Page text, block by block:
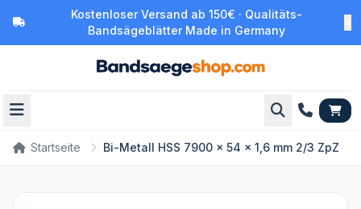
Kostenloser Versand ab 150€ · Qualitäts-
Bandsägeblätter Made in Germany
Startseite Bi-Metall HSS 7900 x 54 x 1,6 mm 2/3 ZpZ